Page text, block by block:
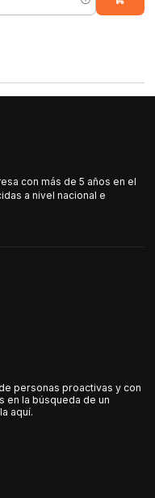
con más de 5 años en el
a nivel nacional e
personas proactivas y con
en la búsqueda de un
aquí.